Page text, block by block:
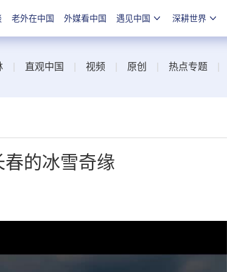
老外在中国 外媒看中国 遇见中国 深耕世界
直观中国 视频 原创 热点专题
的冰雪奇缘